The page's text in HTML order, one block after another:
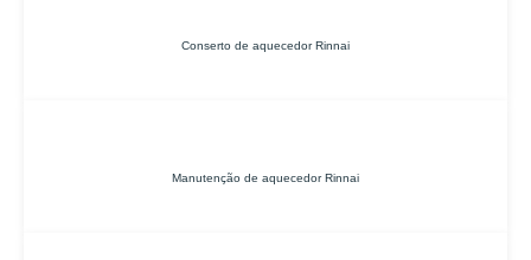
Conserto de aquecedor Rinnai
Manutenção de aquecedor Rinnai